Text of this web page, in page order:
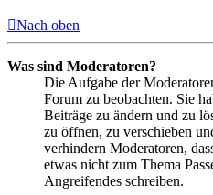
Nach oben
Was sind Moderatoren?
Die Aufgabe der
Forum zu beobachten. Sie
Beiträge zu ändern und zu
zu öffnen, zu verschieben
verhindern Moderatoren,
etwas nicht zum Thema
Angreifendes schreiben.